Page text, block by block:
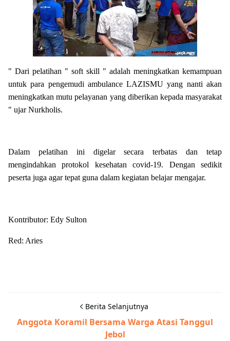
" Dari pelatihan " soft skill " adalah meningkatkan kemampuan
untuk para pengemudi ambulance LAZISMU yang nanti akan
meningkatkan mutu pelayanan yang diberikan kepada masyarakat
" ujar Nurkholis.
Dalam pelatihan ini digelar secara terbatas dan tetap
mengindahkan protokol kesehatan covid-19. Dengan sedikit
peserta juga agar tepat guna dalam kegiatan belajar mengajar.
Kontributor: Edy Sulton
Red: Aries
Berita Selanjutnya
Anggota Koramil Bersama Warga Atasi Tanggul
Jebol